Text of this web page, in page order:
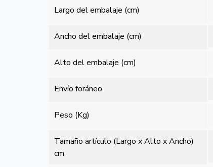
Largo del embalaje (cm)
Ancho del embalaje (cm)
Alto del embalaje (cm)
Envío foráneo
Peso (Kg)
Tamaño artículo (Largo x Alto x Ancho)
cm